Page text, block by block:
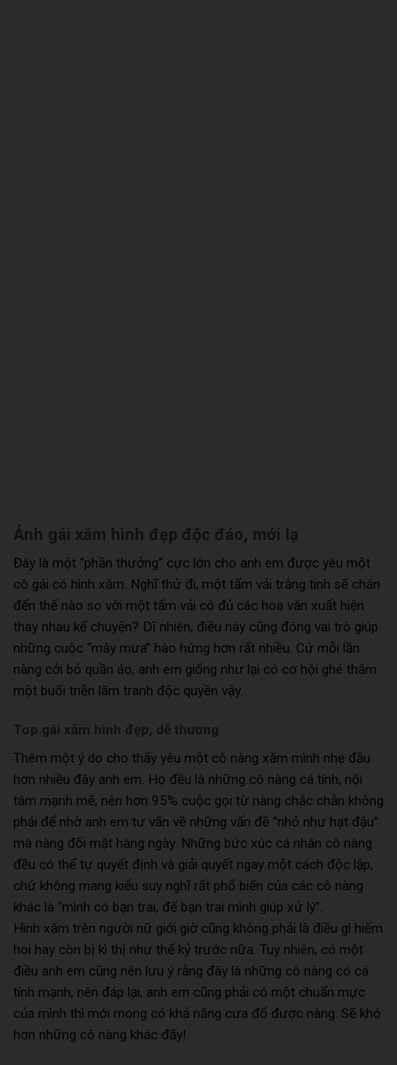
Ảnh gái xăm hình đẹp độc đáo, mới lạ
Đây là một “phần thưởng” cực lớn cho anh em được yêu một
cô gái có hình xăm. Nghĩ thử đi, một tấm vải trắng tinh sẽ chán
đến thế nào so với một tấm vải có đủ các hoa văn xuất hiện
thay nhau kể chuyện? Dĩ nhiên, điều này cũng đóng vai trò giúp
những cuộc “mây mưa” hào hứng hơn rất nhiều. Cứ mỗi lần
nàng cởi bỏ quần áo, anh em giống như lại có cơ hội ghé thăm
một buổi triễn lãm tranh độc quyền vậy.
Top gái xăm hình đẹp, dễ thương
Thêm một ý do cho thấy yêu một cô nàng xăm mình nhẹ đầu
hơn nhiều đây anh em. Họ đều là những cô nàng cá tính, nội
tâm mạnh mẽ, nên hơn 95% cuộc gọi từ nàng chắc chắn không
phải để nhờ anh em tư vấn về những vấn đề “nhỏ như hạt đậu”
mà nàng đối mặt hàng ngày. Những bức xúc cá nhân cô nàng
đều có thể tự quyết định và giải quyết ngay một cách độc lập,
chứ không mang kiểu suy nghĩ rất phổ biến của các cô nàng
khác là “mình có bạn trai, để bạn trai mình giúp xử lý”.
Hình xăm trên người nữ giới giờ cũng không phải là điều gì hiếm
hoi hay còn bị kì thị như thế kỷ trước nữa. Tuy nhiên, có một
điều anh em cũng nên lưu ý rằng đây là những cô nàng có cá
tính mạnh, nên đáp lại, anh em cũng phải có một chuẩn mực
của mình thì mới mong có khả năng cưa đổ được nàng. Sẽ khó
hơn những cô nàng khác đấy!